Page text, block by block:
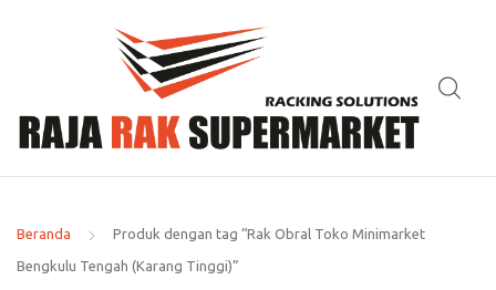
Beranda Produk dengan tag “Rak Obral Toko Minimarket
Bengkulu Tengah (Karang Tinggi)”